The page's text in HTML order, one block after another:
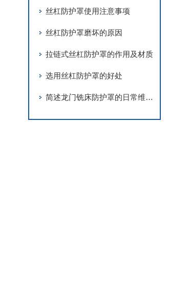
丝杠防护罩使用注意事项
丝杠防护罩磨坏的原因
拉链式丝杠防护罩的作用及材质
选用丝杠防护罩的好处
简述龙门铣床防护罩的日常维护工作